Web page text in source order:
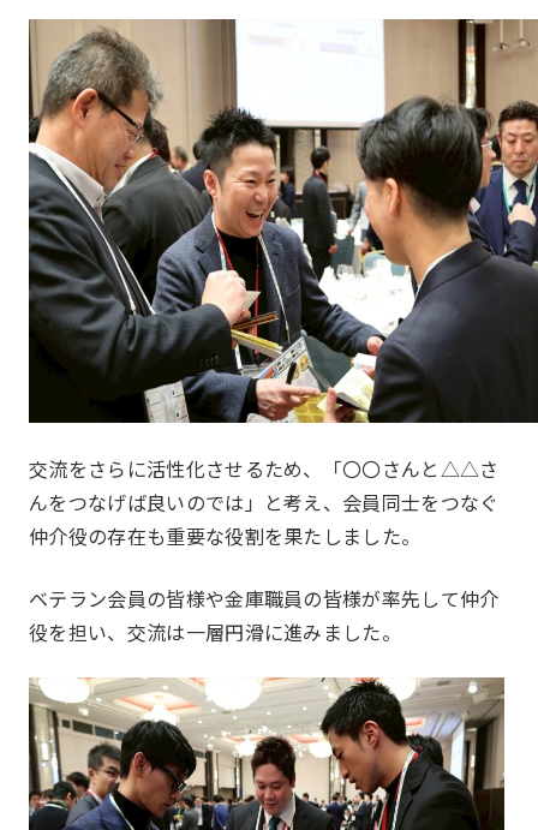
一覧を見る
HAPPY BURGER
アグリベンチャー
JOC LAB
JOC ビジネススクール
KYO＋
Hatch & Evolve（ハチエ
ボ）
同好会 Club
交流をさらに活性化させるため、「〇〇さんと△△さ
んをつなげば良いのでは」と考え、会員同士をつなぐ
仲介役の存在も重要な役割を果たしました。
ベテラン会員の皆様や金庫職員の皆様が率先して仲介
役を担い、交流は一層円滑に進みました。